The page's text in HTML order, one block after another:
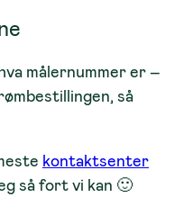
målernummer er –
så
kontaktsenter
så fort vi kan 🙂